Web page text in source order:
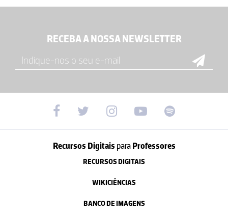
RECEBA A NOSSA NEWSLETTER
Recursos Digitais paraProfessores
RECURSOS DIGITAIS
WIKICIÊNCIAS
BANCO DE IMAGENS